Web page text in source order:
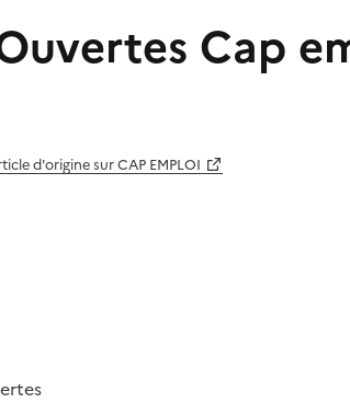
Cap
d'origine sur CAP EMPLOI
par courriel